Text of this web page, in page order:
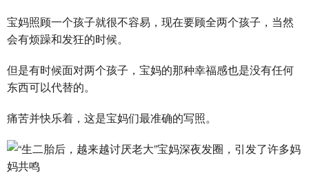
宝妈照顾一个孩子就很不容易，现在要顾全两个孩子，当然
会有烦躁和发狂的时候。
但是有时候面对两个孩子，宝妈的那种幸福感也是没有任何
东西可以代替的。
痛苦并快乐着，这是宝妈们最准确的写照。